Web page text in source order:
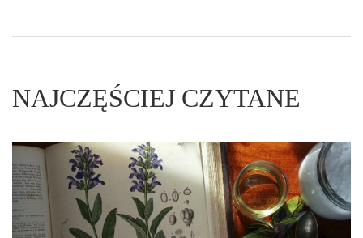
NAJCZĘŚCIEJ CZYTANE